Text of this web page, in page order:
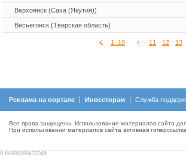
Верхоянск (Саха (Якутия))
Весьегонск (Тверская область)
| 1..10 | | 11 12 13
Реклама на портале Инвесторам Служба
Все права защищены. Использование материалов сайта
При использовании материалов сайта активная
0.64996099472046